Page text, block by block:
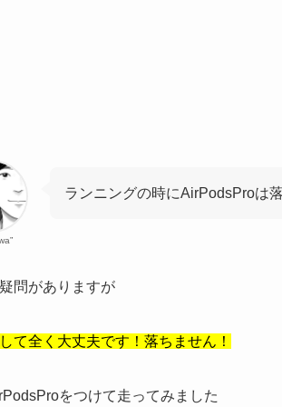
ランニングの時にAirPodsProは
問がありますが
て全く大丈夫です！落ちません！
をつけて走ってみました